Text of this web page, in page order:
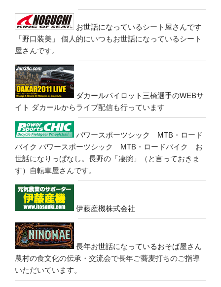
お世話になっているシート屋さんです
「野口装美」
個人的にいつもお世話になっているシート
屋さんです。
ダカールパイロット三橋選手のWEBサ
イト ダカールからライブ配信も行っています
パワースポーツシック MTB・ロード
バイク パワースポーツシック MTB・ロードバイク お
世話になりっぱなし。長野の「凄腕」（と言っておきま
す）自転車屋さんです。
伊藤産機株式会社
長年お世話になっているおそば屋さん
農村の食文化の伝承・交流会で長年ご蕎麦打ちのご指導
いただいています。